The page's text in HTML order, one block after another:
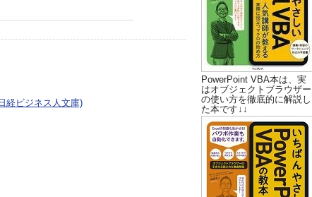
経ビジネス人文庫)
PowerPoint VBA本は、実
はオブジェクトブラウザー
の使い方を徹底的に解説し
た本です↓↓